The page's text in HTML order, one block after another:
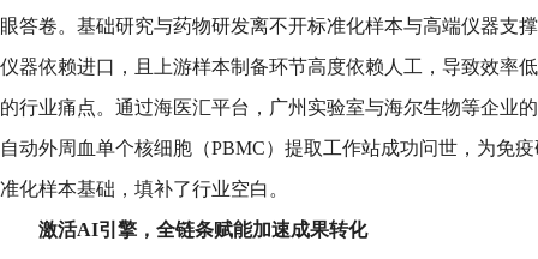
眼答卷。基础研究与药物研发离不开标准化样本与高端仪器支
仪器依赖进口，且上游样本制备环节高度依赖人工，导致效率
的行业痛点。通过海医汇平台，广州实验室与海尔生物等企业
自动外周血单个核细胞（PBMC）提取工作站成功问世，为免
准化样本基础，填补了行业空白。
激活AI引擎，全链条赋能加速成果转化